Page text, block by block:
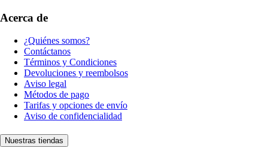
Acerca de
¿Quiénes somos?
Contáctanos
Términos y Condiciones
Devoluciones y reembolsos
Aviso legal
Métodos de pago
Tarifas y opciones de envío
Aviso de confidencialidad
Nuestras tiendas